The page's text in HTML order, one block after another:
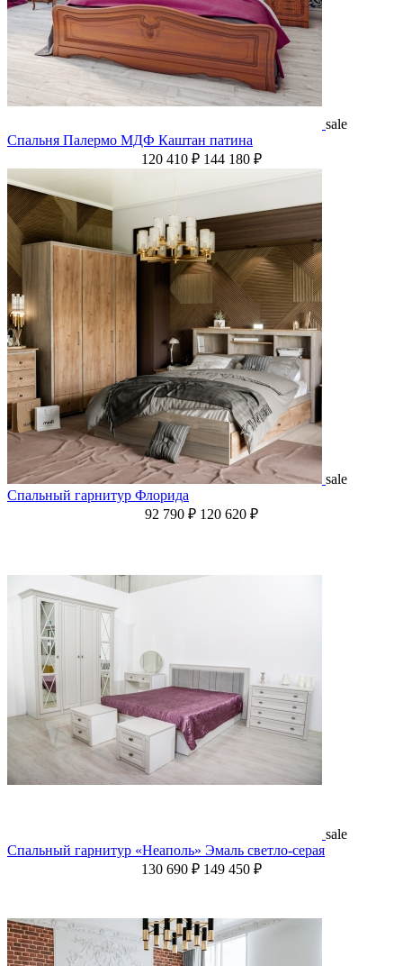
sale
Спальня Палермо МДФ Каштан патина
120 410 ₽ 144 180 ₽
sale
Спальный гарнитур Флорида
92 790 ₽ 120 620 ₽
sale
Спальный гарнитур «Неаполь» Эмаль светло-серая
130 690 ₽ 149 450 ₽